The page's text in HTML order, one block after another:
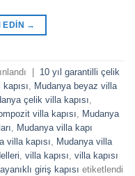
EDIN →
10 yıl garantilli çelik
, Mudanya beyaz villa
çelik villa kapısı,
villa kapısı, Mudanya
, Mudanya villa kapı
villa kapısı, Mudanya villa
, villa kapısı, villa kapısı
giriş kapısı etiketlendi